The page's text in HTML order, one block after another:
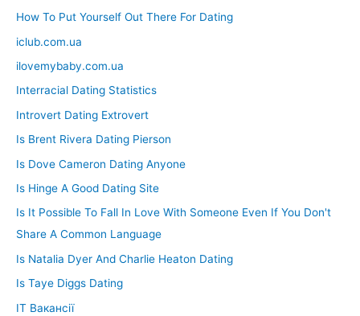
How To Put Yourself Out There For Dating
iclub.com.ua
ilovemybaby.com.ua
Interracial Dating Statistics
Introvert Dating Extrovert
Is Brent Rivera Dating Pierson
Is Dove Cameron Dating Anyone
Is Hinge A Good Dating Site
Is It Possible To Fall In Love With Someone Even If You Don't
Share A Common Language
Is Natalia Dyer And Charlie Heaton Dating
Is Taye Diggs Dating
IT Вакансії